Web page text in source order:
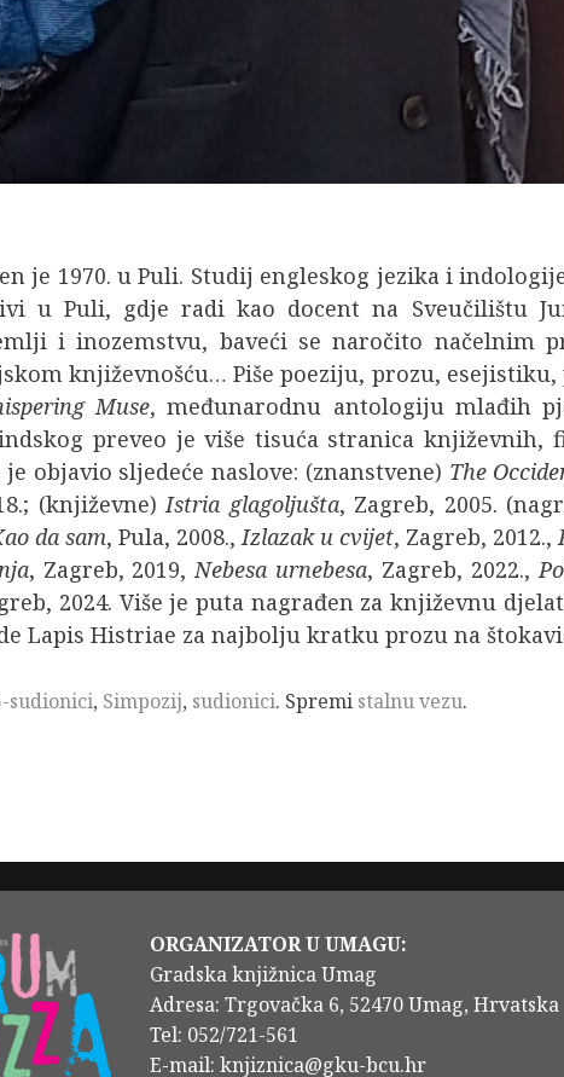
je 1970. u Puli. Studij engleskog jezika i
u Puli, gdje radi kao docent na Sveučilištu
i inozemstvu, baveći se naročito načelnim
književnošću… Piše poeziju, prozu,
Muse, međunarodnu antologiju mlađih
preveo je više tisuća stranica
objavio sljedeće naslove: (znanstvene) The
(književne)Istria glagoljušta, Zagreb, 2005.
da sam, Pula, 2008.,Izlazak u cvijet, Zagreb, 2012.,
, Zagreb, 2019,Nebesa urnebesa, Zagreb, 2022.,
2024. Više je puta nagrađen za književnu
Lapis Histriae za najbolju kratku prozu na
sudionici, Simpozij, sudionici. Spremi stalnu vezu.
ORGANIZATOR U UMAGU:
Gradska knjižnica Umag
Adresa: Trgovačka 6, 52470 Umag, Hrvatska
Tel: 052/721-561
E-mail: knjiznica@gku-bcu.hr